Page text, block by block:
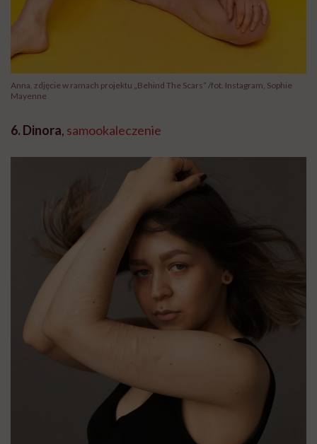
Anna, zdjęcie w ramach projektu „Behind The Scars” /fot. Instagram, Sophie
Mayenne
6. Dinora, samookaleczenie